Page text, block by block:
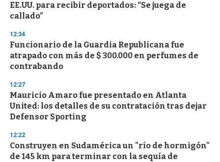
EE.UU. para recibir deportados: “Se juega de
callado”
12:34
Funcionario de la Guardia Republicana fue
atrapado con más de $ 300.000 en perfumes de
contrabando
12:27
Mauricio Amaro fue presentado en Atlanta
United: los detalles de su contratación tras dejar
Defensor Sporting
12:22
Construyen en Sudamérica un "río de hormigón"
de 145 km para terminar con la sequía de